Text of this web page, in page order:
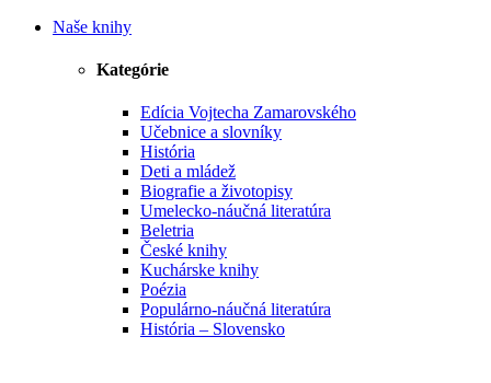
Naše knihy
Kategórie
Edícia Vojtecha Zamarovského
Učebnice a slovníky
História
Deti a mládež
Biografie a životopisy
Umelecko-náučná literatúra
Beletria
České knihy
Kuchárske knihy
Poézia
Populárno-náučná literatúra
História – Slovensko